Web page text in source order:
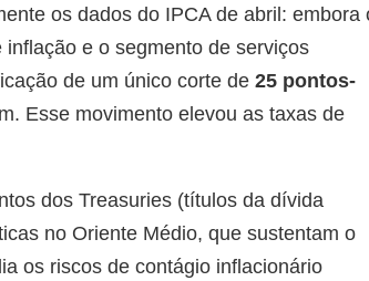
os dados do IPCA de abril: embora
e o segmento de serviços
de um único corte de 25 pontos-
Esse movimento elevou as taxas de
dos Treasuries (títulos da dívida
no Oriente Médio, que sustentam o
os riscos de contágio inflacionário